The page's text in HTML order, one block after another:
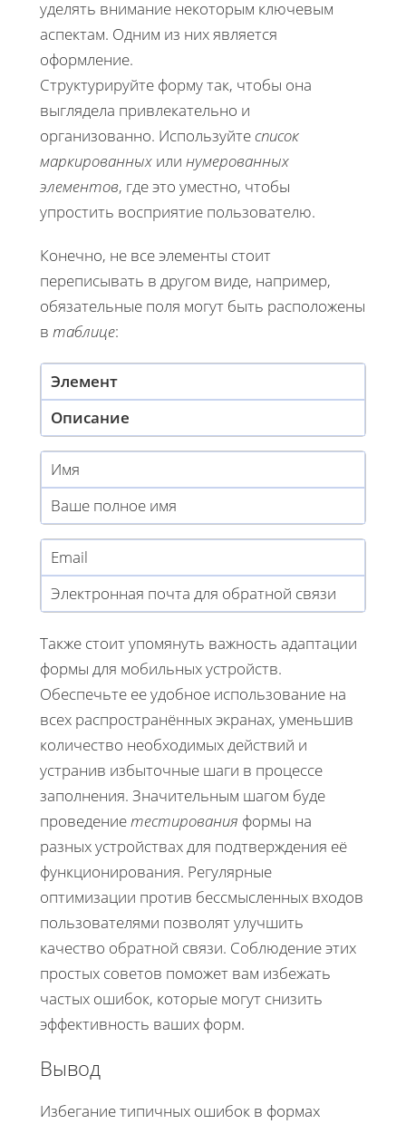
уделять внимание некоторым ключевым
аспектам. Одним из них является
оформление.
Структурируйте форму так, чтобы она
выглядела привлекательно и
организованно. Используйтесписок
маркированных или нумерованных
элементов, где это уместно, чтобы
упростить восприятие пользователю.
Конечно, не все элементы стоит
переписывать в другом виде, например,
обязательные поля могут быть расположены
в таблице:
Элемент
Описание
Имя
Ваше полное имя
Email
Электронная почта для обратной связи
Также стоит упомянуть важность адаптации
формы для мобильных устройств.
Обеспечьте ее удобное использование на
всех распространённых экранах, уменьшив
количество необходимых действий и
устранив избыточные шаги в процессе
заполнения. Значительным шагом буде
проведение тестирования формы на
разных устройствах для подтверждения её
функционирования. Регулярные
оптимизации против бессмысленных входов
пользователями позволят улучшить
качество обратной связи. Соблюдение этих
простых советов поможет вам избежать
частых ошибок, которые могут снизить
эффективность ваших форм.
Вывод
Избегание типичных ошибок в формах